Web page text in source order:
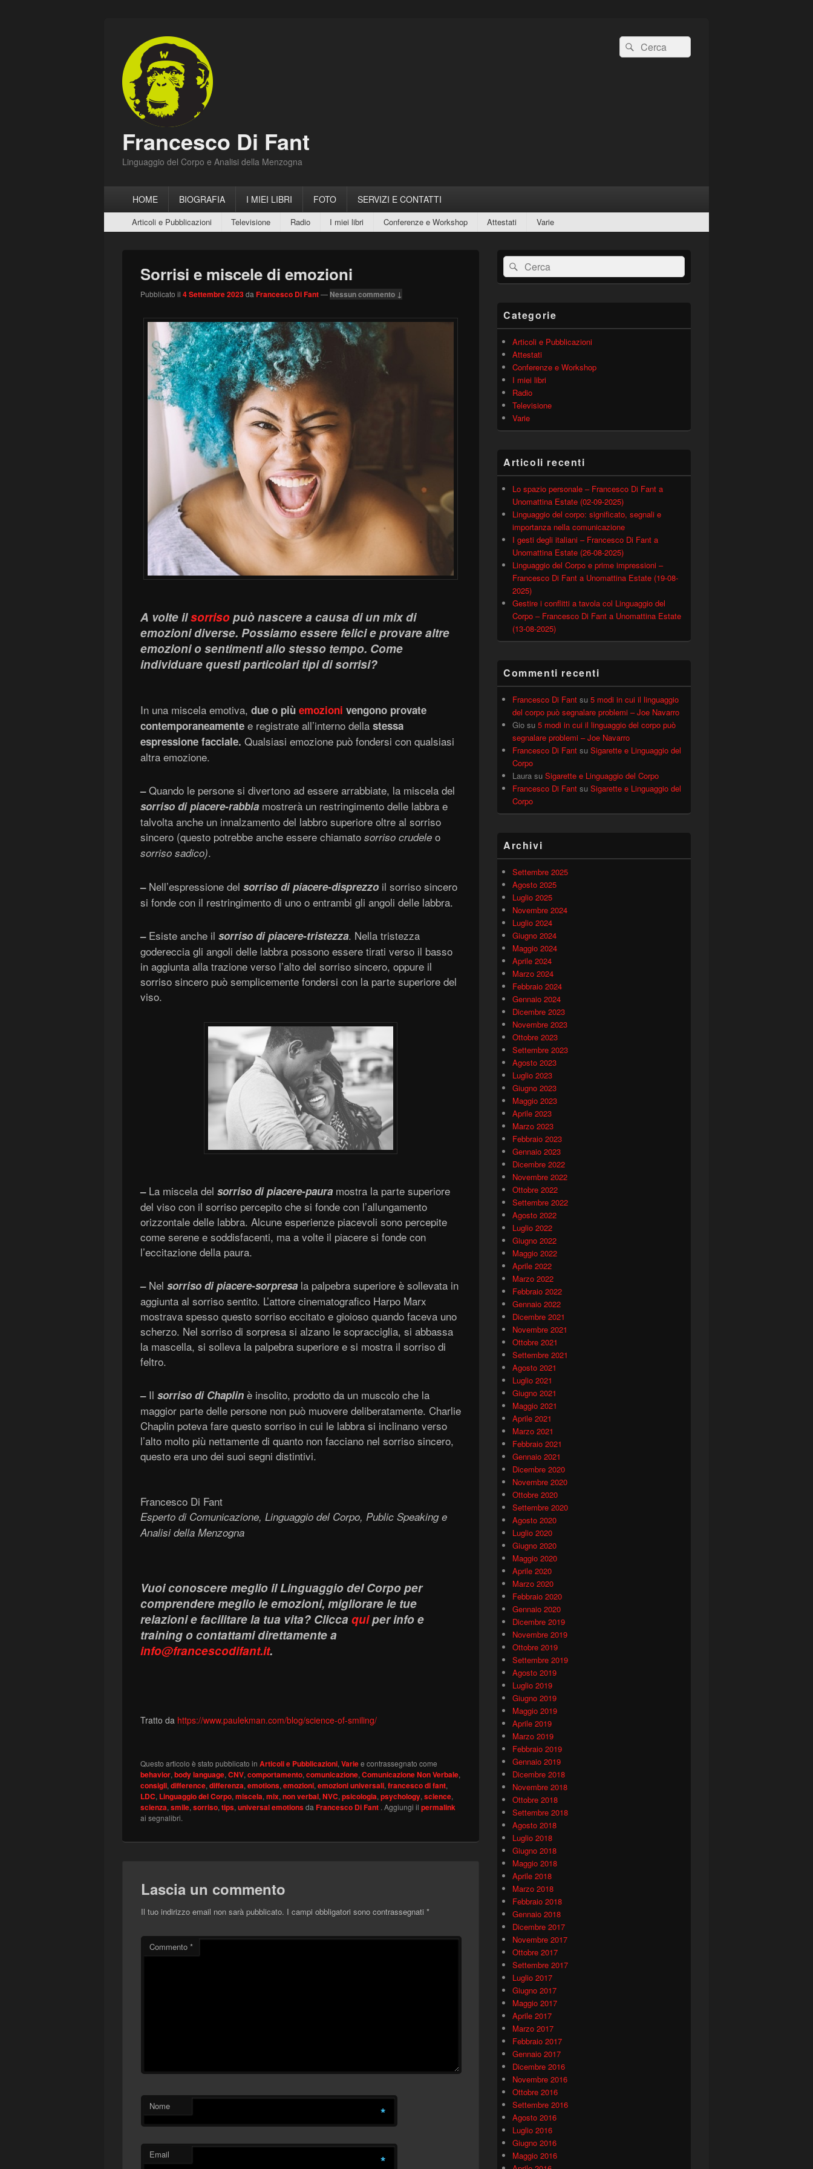
Francesco Di Fant
Linguaggio del Corpo e Analisi della Menzogna
Cerca:Cerca
principaleHOME BIOGRAFIA I MIEI LIBRI FOTO SERVIZI E CONTATTI
secondario
Articoli e Pubblicazioni Televisione Radio I miei libri Conferenze e Workshop Attestati Varie
Sorrisi e miscele di emozioni
Pubblicato il 4 Settembre 2023da Francesco Di Fant— Nessun commento ↓
A volte ilsorrisopuò nascere a causa di un mix di
emozioni diverse. Possiamo essere felici e provare altre
emozioni o sentimenti allo stesso tempo. Come
individuare questi particolari tipi di sorrisi?
In una miscela emotiva, due o più emozioni vengono provate
contemporaneamente e registrate all’interno della stessa
espressione facciale. Qualsiasi emozione può fondersi con qualsiasi
altra emozione.
–Quando le persone si divertono ad essere arrabbiate, la miscela del
sorriso di piacere-rabbia mostrerà un restringimento delle labbra e
talvolta anche un innalzamento del labbro superiore oltre al sorriso
sincero (questo potrebbe anche essere chiamato sorriso crudele o
sorriso sadico).
–Nell’espressione del sorriso di piacere-disprezzo il sorriso sincero
si fonde con il restringimento di uno o entrambi gli angoli delle labbra.
–Esiste anche il sorriso di piacere-tristezza. Nella tristezza
godereccia gli angoli delle labbra possono essere tirati verso il basso
in aggiunta alla trazione verso l’alto del sorriso sincero, oppure il
sorriso sincero può semplicemente fondersi con la parte superiore del
viso.
–La miscela del sorriso di piacere-paura mostra la parte superiore
del viso con il sorriso percepito che si fonde con l’allungamento
orizzontale delle labbra. Alcune esperienze piacevoli sono percepite
come serene e soddisfacenti, ma a volte il piacere si fonde con
l’eccitazione della paura.
–Nel sorriso di piacere-sorpresa la palpebra superiore è sollevata in
aggiunta al sorriso sentito. L’attore cinematografico Harpo Marx
mostrava spesso questo sorriso eccitato e gioioso quando faceva uno
scherzo. Nel sorriso di sorpresa si alzano le sopracciglia, si abbassa
la mascella, si solleva la palpebra superiore e si mostra il sorriso di
feltro.
–Il sorriso di Chaplin è insolito, prodotto da un muscolo che la
maggior parte delle persone non può muovere deliberatamente. Charlie
Chaplin poteva fare questo sorriso in cui le labbra si inclinano verso
l’alto molto più nettamente di quanto non facciano nel sorriso sincero,
questo era uno dei suoi segni distintivi.
Francesco Di Fant
Esperto di Comunicazione, Linguaggio del Corpo, Public Speaking e
Analisi della Menzogna
Vuoi conoscere meglio il Linguaggio del Corpo per
comprendere meglio le emozioni, migliorare le tue
relazioni e facilitare la tua vita? Cliccaquiper info e
training o contattami direttamente a
info@francescodifant.it.
Tratto da https://www.paulekman.com/blog/science-of-smiling/
Questo articolo è stato pubblicato in Articoli e Pubblicazioni, Variee contrassegnato come
behavior, body language, CNV, comportamento, comunicazione, Comunicazione Non Verbale,
consigli, difference, differenza, emotions, emozioni, emozioni universali, francesco di fant,
LDC, Linguaggio del Corpo, miscela, mix, non verbal, NVC, psicologia, psychology, science,
scienza, smile, sorriso, tips, universal emotionsda Francesco Di Fant . Aggiungi il permalink
ai segnalibri.
Lascia un commento
Il tuo indirizzo email non sarà pubblicato. I campi obbligatori sono contrassegnati *
Commento *
Nome *
Email *
Area
widget
barra
laterale
Cerca:Cerca
Categorie
Articoli e Pubblicazioni
Attestati
Conferenze e Workshop
I miei libri
Radio
Televisione
Varie
Articoli recenti
Lo spazio personale – Francesco Di Fant a
Unomattina Estate (02-09-2025)
Linguaggio del corpo: significato, segnali e
importanza nella comunicazione
I gesti degli italiani – Francesco Di Fant a
Unomattina Estate (26-08-2025)
Linguaggio del Corpo e prime impressioni –
Francesco Di Fant a Unomattina Estate (19-08-
2025)
Gestire i conflitti a tavola col Linguaggio del
Corpo – Francesco Di Fant a Unomattina Estate
(13-08-2025)
Commenti recenti
Francesco Di Fant su 5 modi in cui il linguaggio
del corpo può segnalare problemi – Joe Navarro
Gio su 5 modi in cui il linguaggio del corpo può
segnalare problemi – Joe Navarro
Francesco Di Fant su Sigarette e Linguaggio del
Corpo
Laura su Sigarette e Linguaggio del Corpo
Francesco Di Fant su Sigarette e Linguaggio del
Corpo
Archivi
Settembre 2025
Agosto 2025
Luglio 2025
Novembre 2024
Luglio 2024
Giugno 2024
Maggio 2024
Aprile 2024
Marzo 2024
Febbraio 2024
Gennaio 2024
Dicembre 2023
Novembre 2023
Ottobre 2023
Settembre 2023
Agosto 2023
Luglio 2023
Giugno 2023
Maggio 2023
Aprile 2023
Marzo 2023
Febbraio 2023
Gennaio 2023
Dicembre 2022
Novembre 2022
Ottobre 2022
Settembre 2022
Agosto 2022
Luglio 2022
Giugno 2022
Maggio 2022
Aprile 2022
Marzo 2022
Febbraio 2022
Gennaio 2022
Dicembre 2021
Novembre 2021
Ottobre 2021
Settembre 2021
Agosto 2021
Luglio 2021
Giugno 2021
Maggio 2021
Aprile 2021
Marzo 2021
Febbraio 2021
Gennaio 2021
Dicembre 2020
Novembre 2020
Ottobre 2020
Settembre 2020
Agosto 2020
Luglio 2020
Giugno 2020
Maggio 2020
Aprile 2020
Marzo 2020
Febbraio 2020
Gennaio 2020
Dicembre 2019
Novembre 2019
Ottobre 2019
Settembre 2019
Agosto 2019
Luglio 2019
Giugno 2019
Maggio 2019
Aprile 2019
Marzo 2019
Febbraio 2019
Gennaio 2019
Dicembre 2018
Novembre 2018
Ottobre 2018
Settembre 2018
Agosto 2018
Luglio 2018
Giugno 2018
Maggio 2018
Aprile 2018
Marzo 2018
Febbraio 2018
Gennaio 2018
Dicembre 2017
Novembre 2017
Ottobre 2017
Settembre 2017
Luglio 2017
Giugno 2017
Maggio 2017
Aprile 2017
Marzo 2017
Febbraio 2017
Gennaio 2017
Dicembre 2016
Novembre 2016
Ottobre 2016
Settembre 2016
Agosto 2016
Luglio 2016
Giugno 2016
Maggio 2016